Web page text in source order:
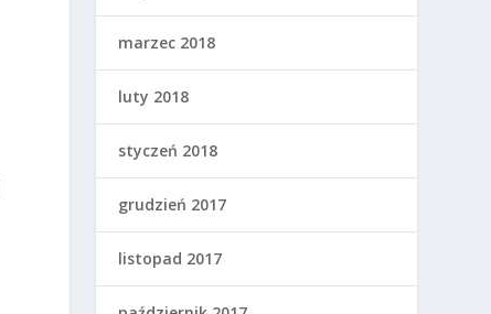
marzec 2018
luty 2018
styczeń 2018
grudzień 2017
listopad 2017